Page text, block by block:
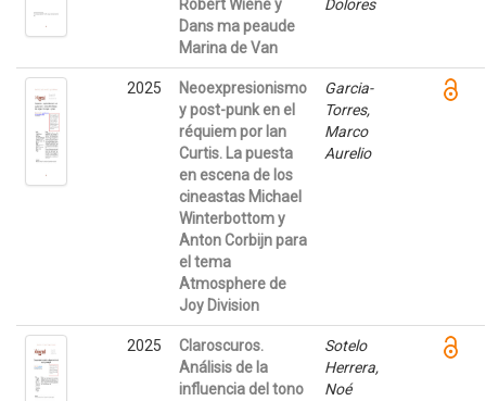
Robert Wiene y
Dans ma peaude
Marina de Van
Dolores
2025
Neoexpresionismo
y post-punk en el
réquiem por Ian
Curtis. La puesta
en escena de los
cineastas Michael
Winterbottom y
Anton Corbijn para
el tema
Atmosphere de
Joy Division
Garcia-
Torres,
Marco
Aurelio
2025
Claroscuros.
Análisis de la
influencia del tono
Sotelo
Herrera,
Noé